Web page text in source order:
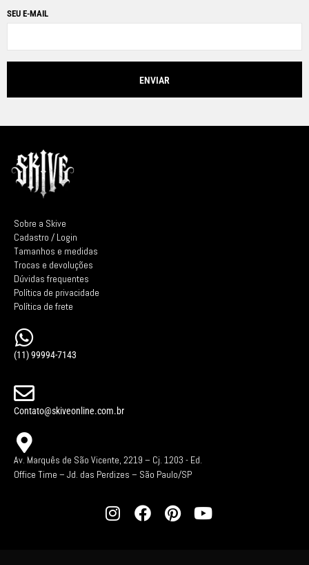
SEU E-MAIL
Sobre a Skive
Cadastro / Login
Tamanhos e medidas
Trocas e devoluções
Dúvidas frequentes
Política de privacidade
Política de frete
(11) 99994-7143
Contato@skiveonline.com.br
Av. Marquês de São Vicente, 2219 – Cj. 1203 - Ed.
Office Time – Jd. das Perdizes – São Paulo/SP